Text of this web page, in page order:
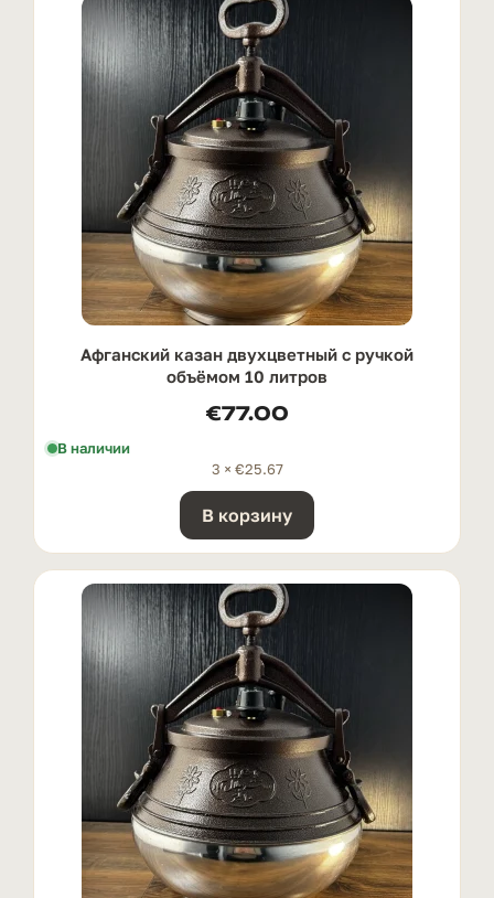
Афганский казан двухцветный с ручкой
oбъёмом 10 литров
€77.00
В наличии
3 × €25.67
В корзину